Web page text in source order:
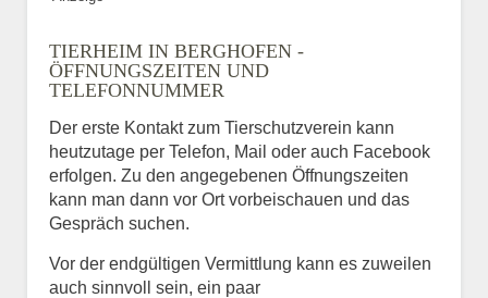
TIERHEIM IN BERGHOFEN -
ÖFFNUNGSZEITEN UND
TELEFONNUMMER
Der erste Kontakt zum Tierschutzverein kann
heutzutage per Telefon, Mail oder auch Facebook
erfolgen. Zu den angegebenen Öffnungszeiten
kann man dann vor Ort vorbeischauen und das
Gespräch suchen.
Vor der endgültigen Vermittlung kann es zuweilen
auch sinnvoll sein, ein paar